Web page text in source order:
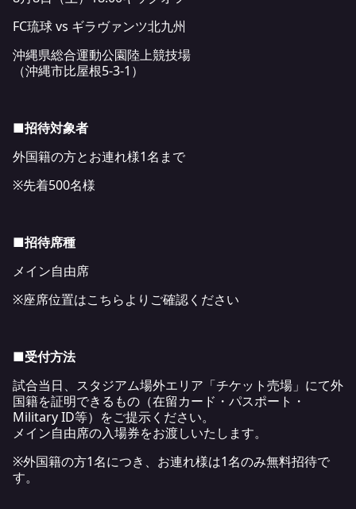
FC琉球 vs ギラヴァンツ北九州
沖縄県総合運動公園陸上競技場
（沖縄市比屋根5-3-1）
■招待対象者
外国籍の方とお連れ様1名まで
※先着500名様
■招待席種
メイン自由席
※座席位置はこちらよりご確認ください
■受付方法
試合当日、スタジアム場外エリア「チケット売場」にて外
国籍を証明できるもの（在留カード・パスポート・
Military ID等）をご提示ください。
メイン自由席の入場券をお渡しいたします。
※外国籍の方1名につき、お連れ様は1名のみ無料招待で
す。